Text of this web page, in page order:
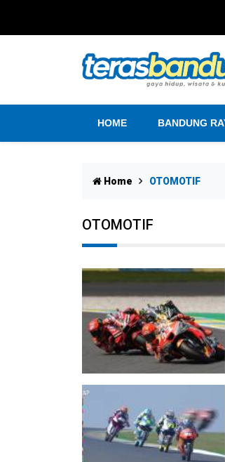
HOME BANDUNG
Home OTOMOTIF
OTOMOTIF